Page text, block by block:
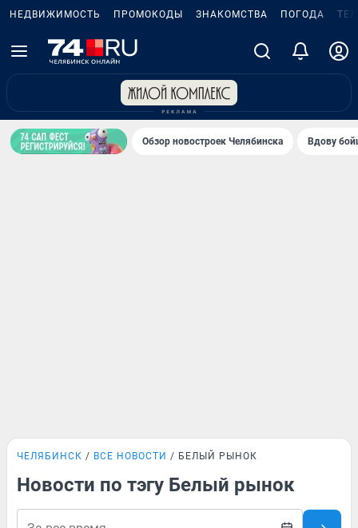
НЕДВИЖИМОСТЬ ПРОМОКОДЫ ЗНАКОМСТВА ПОГОДА
Обзор новостроек Челябинска Вдову
ЧЕЛЯБИНСК ВСЕ НОВОСТИ БЕЛЫЙ РЫНОК
Новости по тэгу Белый рынок